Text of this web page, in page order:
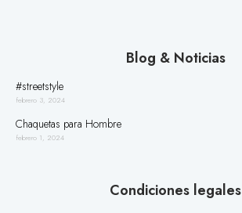
Blog & Noticias
#streetstyle
febrero 3, 2024
Chaquetas para Hombre
febrero 1, 2024
Condiciones legales